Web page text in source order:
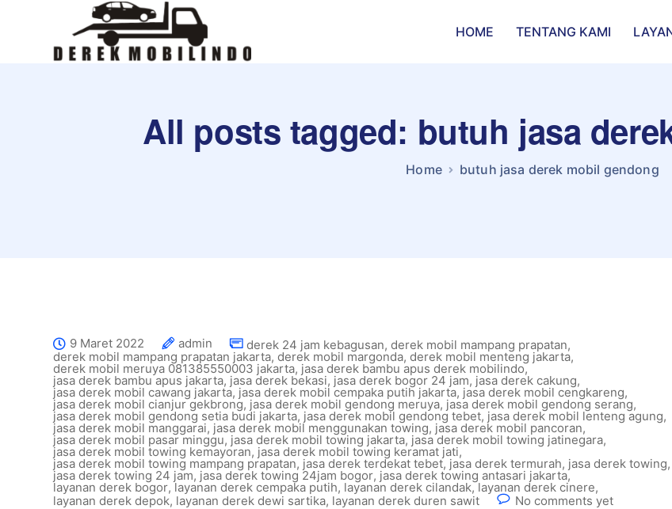
HOME TENTANG KAMI
All posts tagged: butuh jasa
Home butuh jasa derek mobil gendong
9 Maret 2022 admin derek 24 jam kebagusan, derek mobil mampang prapatan,
derek mobil mampang prapatan jakarta, derek mobil margonda, derek mobil menteng jakarta,
derek mobil meruya 081385550003 jakarta, jasa derek bambu apus derek mobilindo,
jasa derek bambu apus jakarta, jasa derek bekasi, jasa derek bogor 24 jam, jasa derek cakung,
jasa derek mobil cawang jakarta, jasa derek mobil cempaka putih jakarta, jasa derek mobil cengkareng,
jasa derek mobil cianjur gekbrong, jasa derek mobil gendong meruya, jasa derek mobil gendong serang,
jasa derek mobil gendong setia budi jakarta, jasa derek mobil gendong tebet, jasa derek mobil lenteng agung,
jasa derek mobil manggarai, jasa derek mobil menggunakan towing, jasa derek mobil pancoran,
jasa derek mobil pasar minggu, jasa derek mobil towing jakarta, jasa derek mobil towing jatinegara,
jasa derek mobil towing kemayoran, jasa derek mobil towing keramat jati,
jasa derek mobil towing mampang prapatan, jasa derek terdekat tebet, jasa derek termurah, jasa derek towing,
jasa derek towing 24 jam, jasa derek towing 24jam bogor, jasa derek towing antasari jakarta,
layanan derek bogor,layanan derek cempaka putih, layanan derek cilandak,layanan derek cinere,
layanan derek depok, layanan derek dewi sartika, layanan derek duren sawit No comments yet